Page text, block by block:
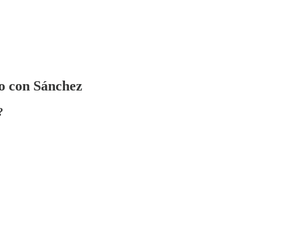
con Sánchez